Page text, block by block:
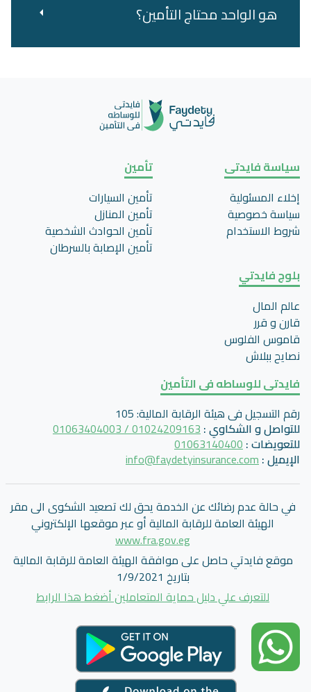
هو‌ ‌الواحد‌ ‌محتاج‌ ‌التأمين؟‌ ‌
سياسة فايدتى
إخلاء المسئولية
سياسة خصوصية
شروط الاستخدام
تأمين
تأمين السيارات
تأمين المنازل
تأمين الحوادث الشخصية
تأمين اﻹصابة بالسرطان
بلوج فايدتي
عالم المال
قارن و قرر
قاموس الفلوس
نصايح ببلاش
فايدتى للوساطه فى التأمين
رقم التسجيل فى هيئة الرقابة المالية:
105
للتواصل و الشكاوي:
01024209163 / 01063404003
للتعويضات:
01063140400
الإيميل:
info@faydetyinsurance.com
في حالة عدم رضائك عن الخدمة يحق لك تصعيد الشكوى الى مقر
الهيئة العامة للرقابة المالية أو عبر موقعها الإلكتروني
www.fra.gov.eg
موقع فايدتي حاصل على موافقة الهيئة العامة للرقابة المالية
بتاريخ 1/9/2021
للتعرف علي دليل حماية المتعاملين أضغط هذا الرابط